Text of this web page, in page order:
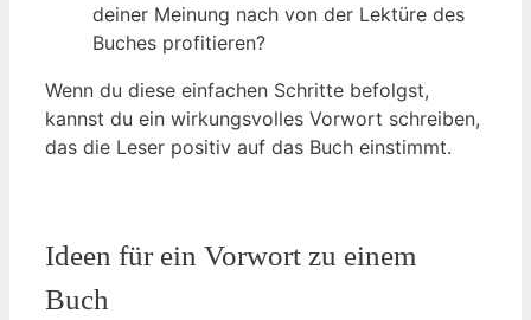
deiner Meinung nach von der Lektüre des
Buches profitieren?
Wenn du diese einfachen Schritte befolgst,
kannst du ein wirkungsvolles Vorwort schreiben,
das die Leser positiv auf das Buch einstimmt.
Ideen für ein Vorwort zu einem
Buch